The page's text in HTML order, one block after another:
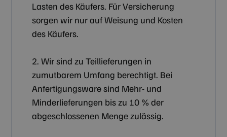
Lasten des Käufers. Für Versicherung
sorgen wir nur auf Weisung und Kosten
des Käufers.
2. Wir sind zu Teillieferungen in
zumutbarem Umfang berechtigt. Bei
Anfertigungsware sind Mehr- und
Minderlieferungen bis zu 10 % der
abgeschlossenen Menge zulässig.